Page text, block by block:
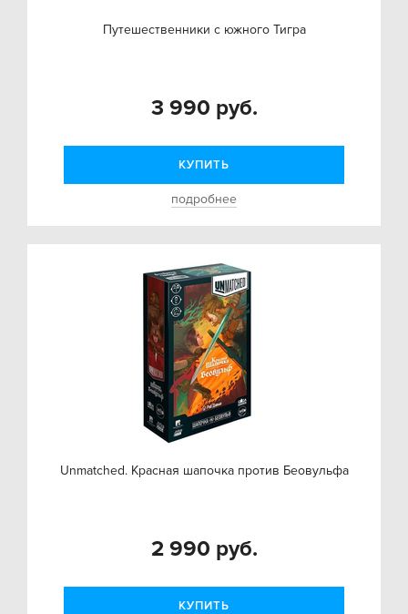
Путешественники с южного Тигра
3 990 руб.
КУПИТЬ
подробнее
Unmatched. Красная шапочка против Беовульфа
2 990 руб.
КУПИТЬ